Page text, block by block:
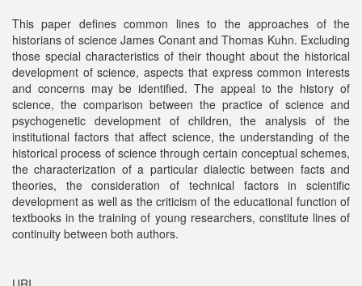
This paper defines common lines to the approaches of the
historians of science James Conant and Thomas Kuhn. Excluding
those special characteristics of their thought about the historical
development of science, aspects that express common interests
and concerns may be identified. The appeal to the history of
science, the comparison between the practice of science and
psychogenetic development of children, the analysis of the
institutional factors that affect science, the understanding of the
historical process of science through certain conceptual schemes,
the characterization of a particular dialectic between facts and
theories, the consideration of technical factors in scientific
development as well as the criticism of the educational function of
textbooks in the training of young researchers, constitute lines of
continuity between both authors.